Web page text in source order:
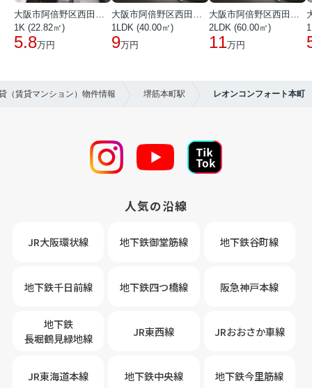
1K (22.82㎡)
5.8万円
1LDK (40.00㎡)
9万円
2LDK (60.00㎡)
11万円
（賃貸マンション）物件情報 堺筋本町駅 レオンコンフォート本町
人気の沿線
JR大阪環状線 地下鉄御堂筋線 地下鉄谷町線
地下鉄千日前線 地下鉄四つ橋線 阪急神戸本線
地下鉄
長堀鶴見緑地線
JR東西線 JRおおさか車線
JR東海道本線 地下鉄中央線 地下鉄今里筋線